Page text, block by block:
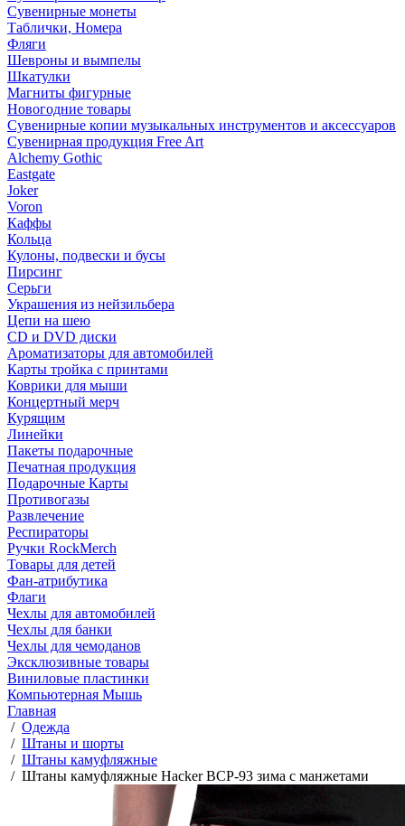
Сувенирные монеты
Таблички, Номера
Фляги
Шевроны и вымпелы
Шкатулки
Магниты фигурные
Новогодние товары
Сувенирные копии музыкальных инструментов и аксессуаров
Сувенирная продукция Free Art
Alchemy Gothic
Eastgate
Joker
Voron
Каффы
Кольца
Кулоны, подвески и бусы
Пирсинг
Серьги
Украшения из нейзильбера
Цепи на шею
CD и DVD диски
Ароматизаторы для автомобилей
Карты тройка с принтами
Коврики для мыши
Концертный мерч
Курящим
Линейки
Пакеты подарочные
Печатная продукция
Подарочные Карты
Противогазы
Развлечение
Респираторы
Ручки RockMerch
Товары для детей
Фан-атрибутика
Флаги
Чехлы для автомобилей
Чехлы для банки
Чехлы для чемоданов
Эксклюзивные товары
Виниловые пластинки
Компьютерная Мышь
Главная
/ Одежда
/ Штаны и шорты
/ Штаны камуфляжные
/ Штаны камуфляжные Hacker ВСР-93 зима c манжетами